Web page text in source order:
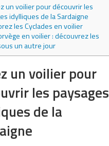
un voilier pour découvrir les
idylliques de la Sardaigne
les Cyclades en voilier
en voilier : découvrez les
un autre jour
un voilier pour
les paysages
de la